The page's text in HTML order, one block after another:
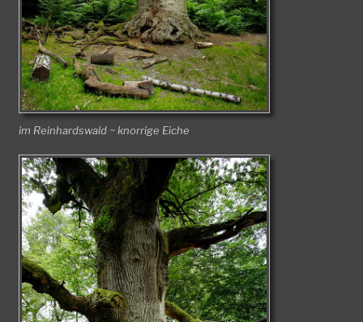
im Reinhardswald ~ knorrige Eiche